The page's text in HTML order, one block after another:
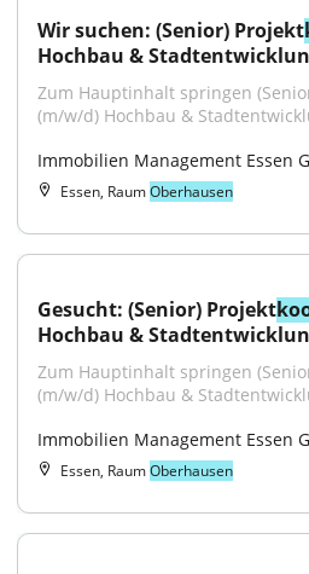
Wir suchen: (Senior) Projekt
Hochbau &
Zum Hauptinhalt springen
(m/w/d) Hochbau &
Immobilien Management Essen
Essen, RaumOberhausen
Gesucht: (Senior) Projekt
Hochbau &
Zum Hauptinhalt springen
(m/w/d) Hochbau &
Immobilien Management Essen
Essen, RaumOberhausen